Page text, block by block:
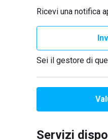
Ricevi una notifica
Sei il gestore di
Servizi